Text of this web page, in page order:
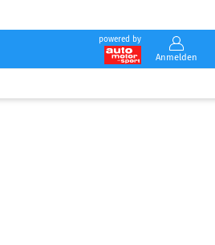
powered by
Anmelden